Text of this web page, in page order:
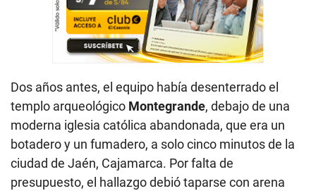
Dos años antes, el equipo había desenterrado el
templo arqueológico Montegrande, debajo de una
moderna iglesia católica abandonada, que era un
botadero y un fumadero, a solo cinco minutos de la
ciudad de Jaén, Cajamarca. Por falta de
presupuesto, el hallazgo debió taparse con arena